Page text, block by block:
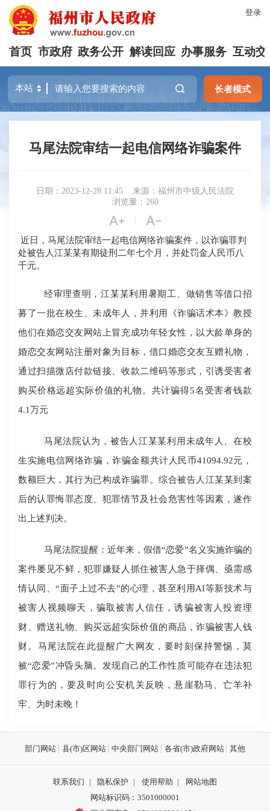
登录
首页 市政府 政务公开 解读回应 办事服务 互动交
长者模式
马尾法院审结一起电信网络诈骗案件
日期：2023-12-28 11:45
来源：福州市中级人民法院
浏览量：260
 | 
近日，马尾法院审结一起电信网络诈骗案件，以诈骗罪判
处被告人江某某有期徒刑二年七个月，并处罚金人民币八
千元。
经审理查明，江某某利用暑期工、做销售等借口招
募了一批在校生、未成年人，并利用《诈骗话术本》教授
他们在婚恋交友网站上冒充成功年轻女性，以大龄单身的
婚恋交友网站注册对象为目标，借口婚恋交友互赠礼物，
通过扫描微店付款链接、收款二维码等形式，引诱受害者
购买价格远超实际价值的礼物。共计骗得5名受害者钱款
4.1万元
马尾法院认为， 被告人 江某某利用未成年人、在校
生实施电信网络诈骗，诈骗金额共计人民币41094.92元，
数额巨大，其行为已构成诈骗罪。综合被告人 江某某到案
后的认罪悔罪态度、犯罪情节及社会危害性等因素，遂作
出上述判决。
马尾法院提醒：近年来，假借“恋爱”名义实施诈骗的
案件屡见不鲜，犯罪嫌疑人抓住被害人急于择偶、亟需感
情认同、“面子上过不去”的心理，甚至利用AI等新技术与
被害人视频聊天， 骗取被害人信任，诱骗被害人投资理
财、赠送礼物、购买远超实际价值的商品，诈骗被害人钱
财。马尾法院在此提醒广大网友，要时刻保持警惕，莫
被“恋爱”冲昏头脑。发现自己的工作性质可能存在违法犯
罪行为的，要及时向公安机关反映，悬崖勒马、亡羊补
牢、为时未晚！
部门网站 县(市)区网站 中央部门网站 各省(市)政府网站 其他
联系我们 | 隐私保护 | 使用帮助 |
网站地图
网站标识码：3501000001